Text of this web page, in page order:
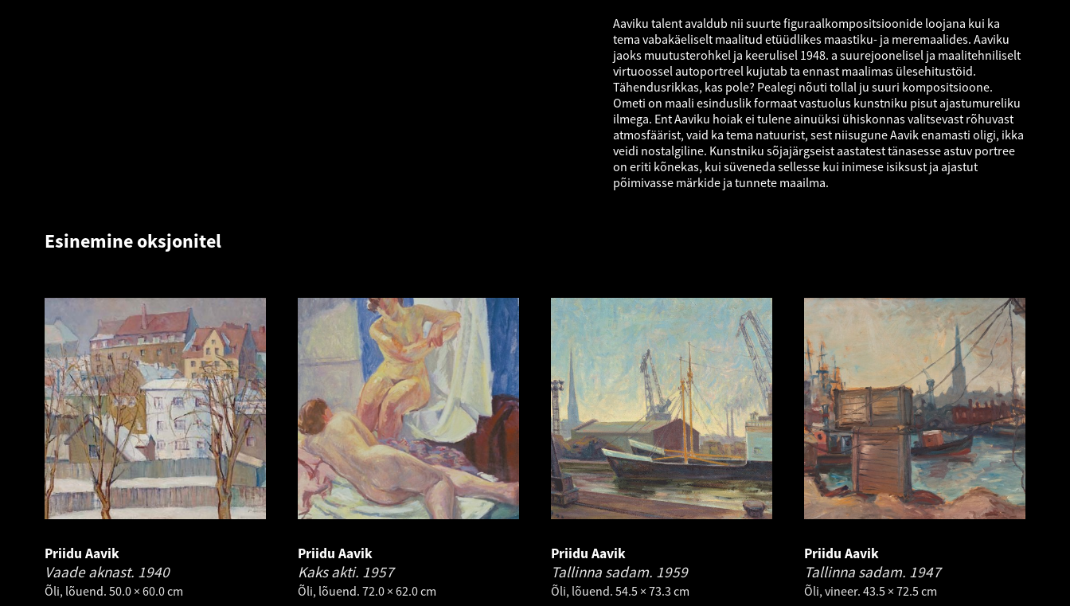
Aaviku talent avaldub nii suurte figuraalkompositsioonide loojana kui ka
tema vabakäeliselt maalitud etüüdlikes maastiku- ja meremaalides. Aaviku
jaoks muutusterohkel ja keerulisel 1948. a suurejoonelisel ja maalitehniliselt
virtuoossel autoportreel kujutab ta ennast maalimas ülesehitustöid.
Tähendusrikkas, kas pole? Pealegi nõuti tollal ju suuri kompositsioone.
Ometi on maali esinduslik formaat vastuolus kunstniku pisut ajastumureliku
ilmega. Ent Aaviku hoiak ei tulene ainuüksi ühiskonnas valitsevast rõhuvast
atmosfäärist, vaid ka tema natuurist, sest niisugune Aavik enamasti oligi, ikka
veidi nostalgiline. Kunstniku sõjajärgseist aastatest tänasesse astuv portree
on eriti kõnekas, kui süveneda sellesse kui inimese isiksust ja ajastut
põimivasse märkide ja tunnete maailma.
Esinemine oksjonitel
Priidu Aavik
Vaade aknast. 1940
Õli, lõuend. 50.0 × 60.0 cm
Priidu Aavik
Kaks akti. 1957
Õli, lõuend. 72.0 × 62.0 cm
Priidu Aavik
Tallinna sadam. 1959
Õli, lõuend. 54.5 × 73.3 cm
Priidu Aavik
Tallinna sadam. 1947
Õli, vineer. 43.5 × 72.5 cm